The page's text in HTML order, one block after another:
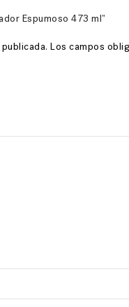
Espumoso 473 ml”
Los campos